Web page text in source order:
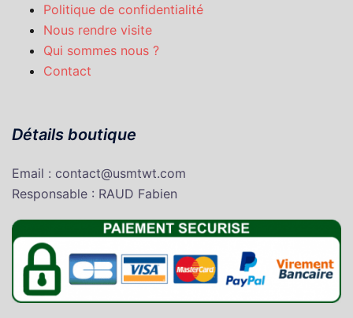
Politique de confidentialité
Nous rendre visite
Qui sommes nous ?
Contact
Détails boutique
Email : contact@usmtwt.com
Responsable : RAUD Fabien